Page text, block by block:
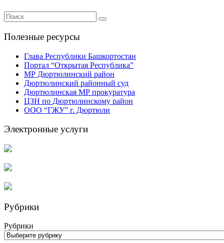
Полезные ресурсы
Глава Республики Башкортостан
Портал “Открытая Республика”
МР Дюртюлинский район
Дюртюлинский районный суд
Дюртюлинская МР прокуратура
ЦЗН по Дюртюлинскому район
ООО “ГЖУ” г. Дюртюли
Электронные услуги
Рубрики
Рубрики